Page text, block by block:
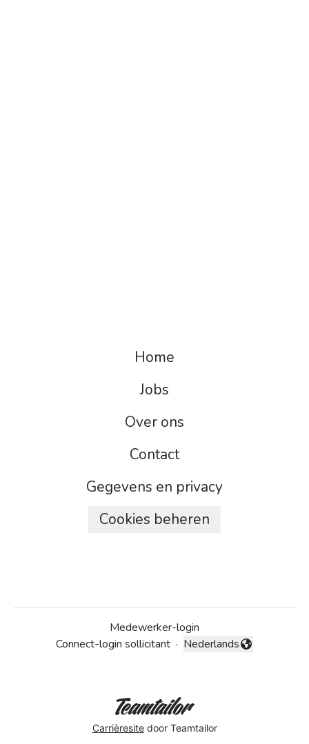
Home
Jobs
Over ons
Contact
Gegevens en privacy
Cookies beheren
Medewerker-login
Connect-login sollicitant · Taal wijzigen
Nederlands
Carrièresitedoor Teamtailor